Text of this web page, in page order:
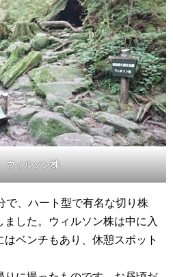
ィルソン株
で、ハート型で有名な切り株
ました。ウィルソン株は中に入
ベンチもあり、休憩スポット